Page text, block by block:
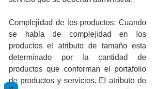
Complejidad de los productos: Cuando
se habla de complejidad en los
productos el atributo de tamaño esta
determinado por la cantidad de
productos que conforman el portafolio
de productos y servicios. El atributo de